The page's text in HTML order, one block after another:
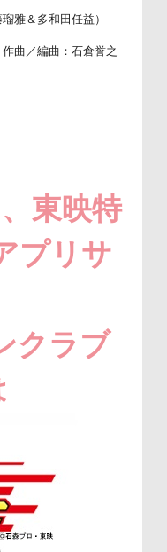
＆多和田任益）
／編曲：石倉誉之
東映特
プリサ
クラブ